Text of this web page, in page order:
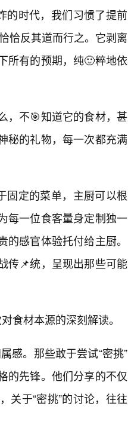
的时代，我们习惯了提前
恰反其道而行之。它剥离
所有的预期，纯🙂粹地依
，不🎯知道它的食材，甚
秘的礼物，每一次都充满
固定的菜单，主厨可以根
每一位食客量身定制独一
感官体验托付给主厨。
传📌统，呈现出那些可能
食材本源的深刻解读。
感。那些敢于尝试“密挑”
的先锋。他们分享的不仅
关于“密挑”的讨论，往往